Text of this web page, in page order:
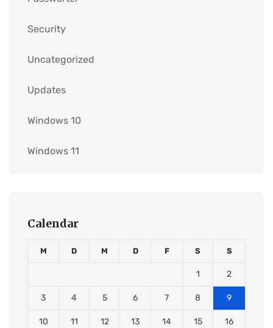
Security
Uncategorized
Updates
Windows 10
Windows 11
Calendar
M D M D F S S
1 2
3 4 5 6 7 8 9
10 11 12 13 14 15 16